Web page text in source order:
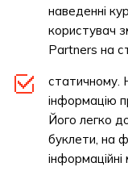
наведенні
користувач
Partners на
статичному.
інформацію
Його легко
буклети, на
інформаційні